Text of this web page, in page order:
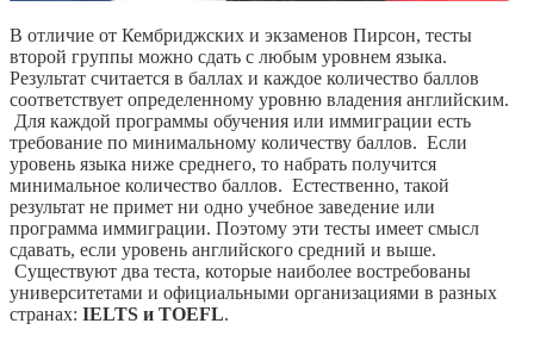
В отличие от Кембриджских и экзаменов Пирсон, тесты
второй группы можно сдать с любым уровнем языка.
Результат считается в баллах и каждое количество баллов
соответствует определенному уровню владения английским.
Для каждой программы обучения или иммиграции есть
требование по минимальному количеству баллов. Если
уровень языка ниже среднего, то набрать получится
минимальное количество баллов. Естественно, такой
результат не примет ни одно учебное заведение или
программа иммиграции. Поэтому эти тесты имеет смысл
сдавать, если уровень английского средний и выше.
Существуют два теста, которые наиболее востребованы
университетами и официальными организациями в разных
странах: IELTS и TOEFL.